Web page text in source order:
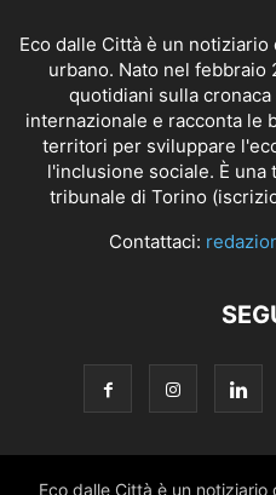
Eco dalle Città è un
urbano. Nato nel
quotidiani sulla
internazionale e racconta le
territori per sviluppare
l'inclusione sociale. È
tribunale di Torino
Contattaci:
Eco dalle Città è un